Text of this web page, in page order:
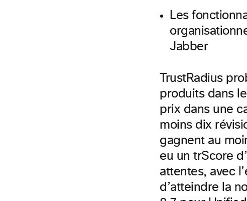
Les
Jabber
TrustRadius
produits dans
prix dans une
moins dix
gagnent au
eu un trScore
attentes, avec
d’atteindre la